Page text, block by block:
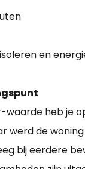
en
waarde heb je
werd de
bij eerdere